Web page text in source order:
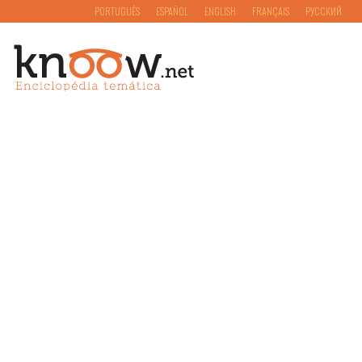
PORTUGUÊS ESPAÑOL ENGLISH FRANÇAIS РУССКИЙ